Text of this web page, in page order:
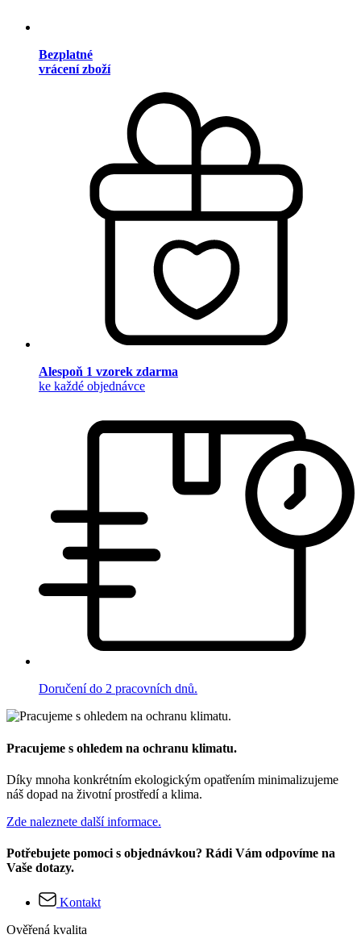
Bezplatné
vrácení zboží
Alespoň 1 vzorek zdarma
ke každé objednávce
Doručení do 2 pracovních dnů.
Pracujeme s ohledem na ochranu klimatu.
Díky mnoha konkrétním ekologickým opatřením minimalizujeme
náš dopad na životní prostředí a klima.
Zde naleznete další informace.
Potřebujete pomoci s objednávkou? Rádi Vám odpovíme na
Vaše dotazy.
Kontakt
Ověřená kvalita